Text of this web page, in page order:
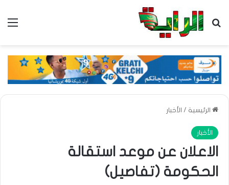
بحث عن
الرئيسية / الأخبار
الأخبار
الاعلان عن موعد استقالة
الحكومة (تفاصيل)